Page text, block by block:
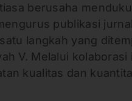
berusaha
publikasi
langkah yang
V. Melalui
kualitas dan